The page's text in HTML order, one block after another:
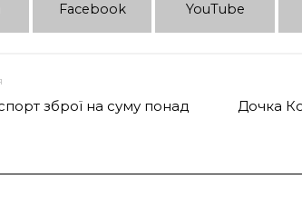
Facebook YouTube
зброї на суму понад
Дочка